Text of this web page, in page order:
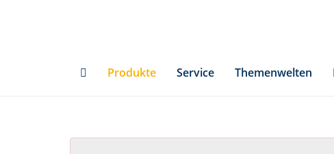
Produkte
Service Themenwelten